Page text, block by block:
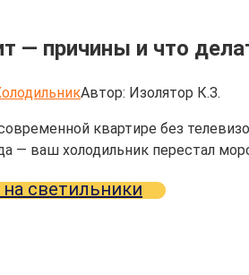
— причины и что
Автор: Изолятор К.З.
квартире без
— ваш холодильник перестал
светильники